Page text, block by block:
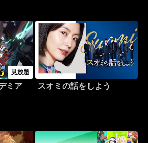
見放題
ミア スオミの話をしよう